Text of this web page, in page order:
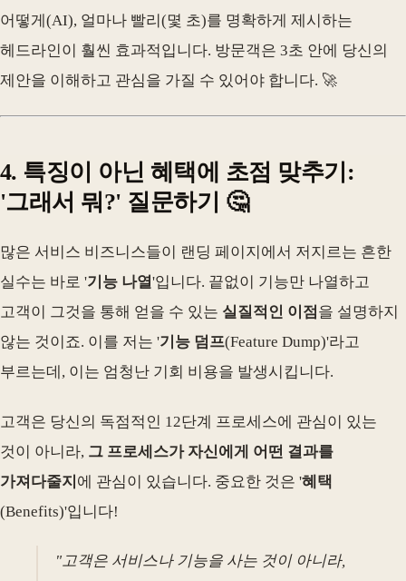
어떻게(AI), 얼마나 빨리(몇 초)를 명확하게 제시하는
헤드라인이 훨씬 효과적입니다. 방문객은 3초 안에 당신의
제안을 이해하고 관심을 가질 수 있어야 합니다. 🚀
4. 특징이 아닌 혜택에 초점 맞추기:
'그래서 뭐?' 질문하기 🤔
많은 서비스 비즈니스들이 랜딩 페이지에서 저지르는 흔한
실수는 바로 '기능 나열'입니다. 끝없이 기능만 나열하고
고객이 그것을 통해 얻을 수 있는 실질적인 이점 을 설명하지
않는 것이죠. 이를 저는 '기능 덤프(Feature Dump)'라고
부르는데, 이는 엄청난 기회 비용을 발생시킵니다.
고객은 당신의 독점적인 12단계 프로세스에 관심이 있는
것이 아니라, 그 프로세스가 자신에게 어떤 결과를
가져다줄지 에 관심이 있습니다. 중요한 것은 '혜택
(Benefits)'입니다!
"고객은 서비스나 기능을 사는 것이 아니라,